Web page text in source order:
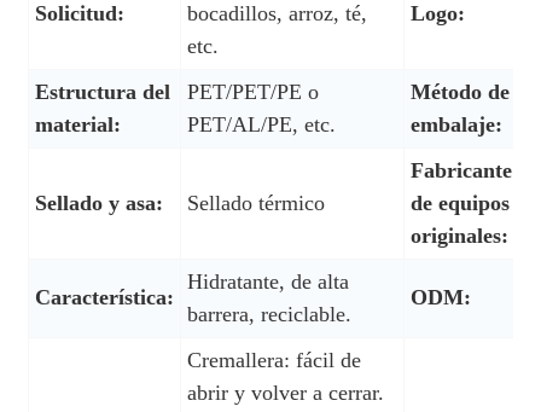
Solicitud:
bocadillos, arroz, té,
etc.
Logo:
Estructura del
material:
PET/PET/PE o
PET/AL/PE, etc.
Método de
embalaje:
Sellado y asa: Sellado térmico
Fabricante
de equipos
originales:
Característica:
Hidratante, de alta
barrera, reciclable.
ODM:
Cremallera: fácil de
abrir y volver a cerrar.